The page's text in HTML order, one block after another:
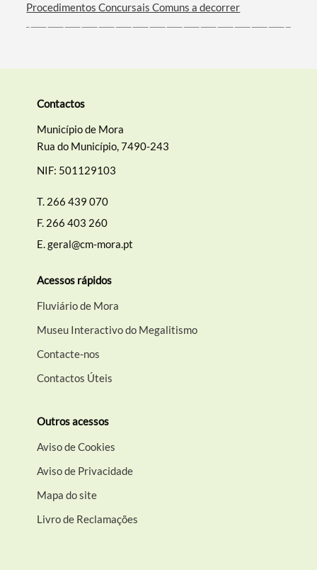
Procedimentos Concursais Comuns a decorrer
Contactos
Município de Mora
Rua do Município, 7490-243
NIF: 501129103
T. 266 439 070
F. 266 403 260
E.geral@cm-mora.pt
Acessos rápidos
Fluviário de Mora
Museu Interactivo do Megalitismo
Contacte-nos
Contactos Úteis
Outros acessos
Aviso de Cookies
Aviso de Privacidade
Mapa do site
Livro de Reclamações